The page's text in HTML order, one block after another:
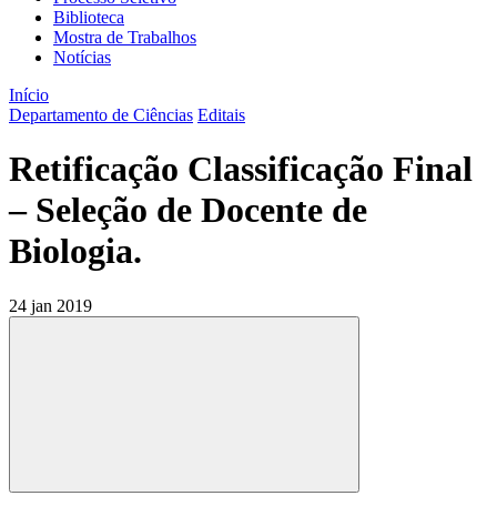
Biblioteca
Mostra de Trabalhos
Notícias
Início
Departamento de Ciências Editais
Retificação Classificação Final
– Seleção de Docente de
Biologia.
24 jan 2019
Compartilhar